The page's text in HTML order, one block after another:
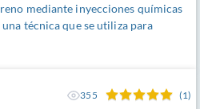
mediante inyecciones químicas
técnica que se utiliza para
355 (1)